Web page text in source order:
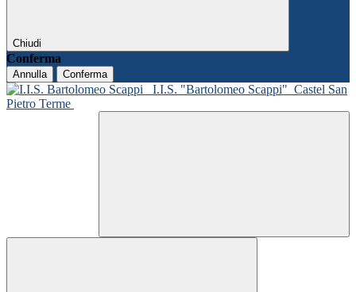
Chiudi
Conferma
Annulla Conferma
I.I.S. "Bartolomeo Scappi" Castel San
Pietro Terme